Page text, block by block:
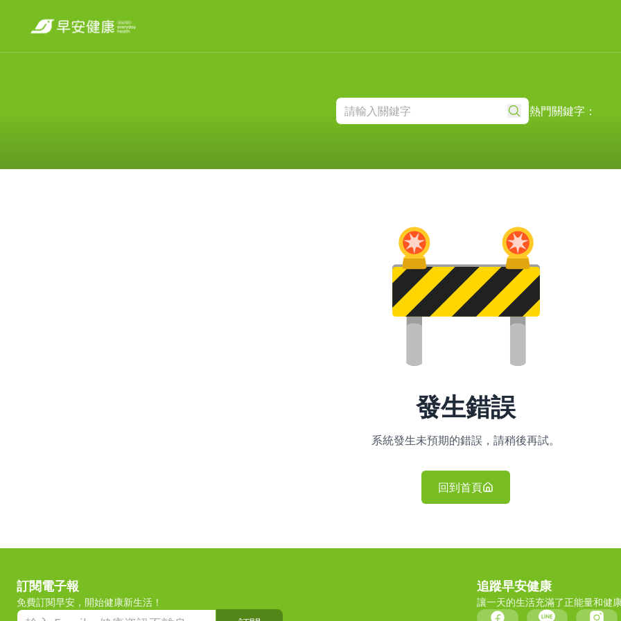
熱門關鍵字：
發生錯誤
系統發生未預期的錯誤，請稍後再試。
回到首頁
訂閱電子報
免費訂閱早安，開始健康新生活！
追蹤早安健康
讓一天的生活充滿了正能量和健